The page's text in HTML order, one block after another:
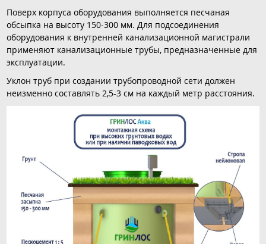
Поверх корпуса оборудования выполняется песчаная
обсыпка на высоту 150-300 мм. Для подсоединения
оборудования к внутренней канализационной магистрали
применяют канализационные трубы, предназначенные для
эксплуатации.
Уклон труб при создании трубопроводной сети должен
неизменно составлять 2,5-3 см на каждый метр расстояния.